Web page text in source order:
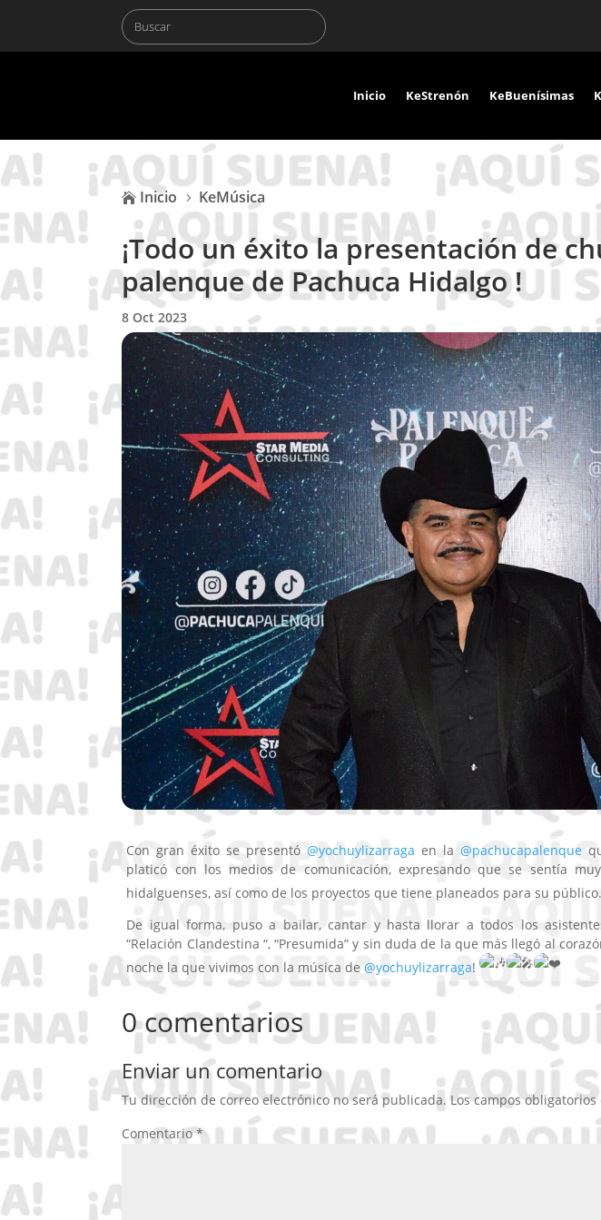
Inicio KeStrenón KeBuenísimas
 Inicio 5 KeMúsica
¡Todo un éxito la presentación de
palenque de Pachuca Hidalgo !
8 Oct 2023
Con gran éxito se presentó @yochuylizarraga en la @pachucapalenque
platicó con los medios de comunicación, expresando que se sentía
hidalguenses, así como de los proyectos que tiene planeados para su
De igual forma, puso a bailar, cantar y hasta llorar a todos los
“Relación Clandestina “, “Presumida” y sin duda de la que más llegó al
noche la que vivimos con la música de@yochuylizarraga!
0 comentarios
Enviar un comentario
Tu dirección de correo electrónico no será publicada. Los campos
Comentario*